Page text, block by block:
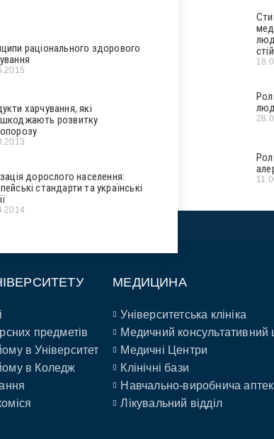
раціонального здорового
харчування, які
розвитку
дорослого населення:
стандарти та українські
предметів
в Університет
в Коледж
МЕДИЦИНА
Університетська клініка
Медичний консультативний
Медичні Центри
Клінічні бази
Навчально-виробнича
Лікувальний відділ